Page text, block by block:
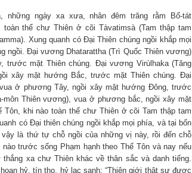
những ngày xa xưa, nhân đêm trăng rằm Bố-tát
thể chư Thiên ở cõi Tàvatimsà (Tam thập tam
Xung quanh có Đại Thiên chúng ngồi khắp mọi
ngồi. Đại vương Dhatarattha (Trì Quốc Thiên vương)
mặt Thiên chúng. Đại vương Virùlhaka (Tăng
xây mặt hướng Bắc, trước mặt Thiên chúng. Đại
ở phương Tây, ngồi xây mặt hướng Đông, trước
Thiên vương), vua ở phương bắc, ngồi xây mặt
khi nào toàn thể chư Thiên ở cõi Tam thập tam
có Đại thiên chúng ngồi khắp mọi phía, và tại bốn
là thứ tự chỗ ngồi của những vị này, rồi đến chỗ
trước sống Phạm hạnh theo Thế Tôn và nay nếu
xa chư Thiên khác về thân sắc và danh tiếng.
hỷ, tín thọ, hỷ lạc sanh: “Thiên giới thật sự được